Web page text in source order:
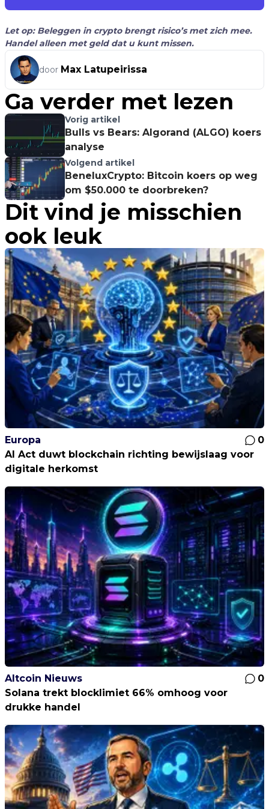
Let op: Beleggen in crypto brengt risico’s met zich mee.
Handel alleen met geld dat u kunt missen.
door Max Latupeirissa
Ga verder met lezen
Vorig artikel
Bulls vs Bears: Algorand (ALGO) koers
analyse
Volgend artikel
BeneluxCrypto: Bitcoin koers op weg
om $50.000 te doorbreken?
Dit vind je misschien
ook leuk
Europa
0
AI Act duwt blockchain richting bewijslaag voor
digitale herkomst
Altcoin Nieuws
0
Solana trekt blocklimiet 66% omhoog voor
drukke handel